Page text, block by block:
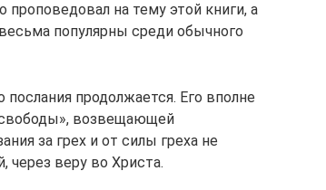
на тему этой книги, а
популярны среди обычного
продолжается. Его вполне
свободы», возвещающей
за грех и от силы греха не
через веру во Христа.